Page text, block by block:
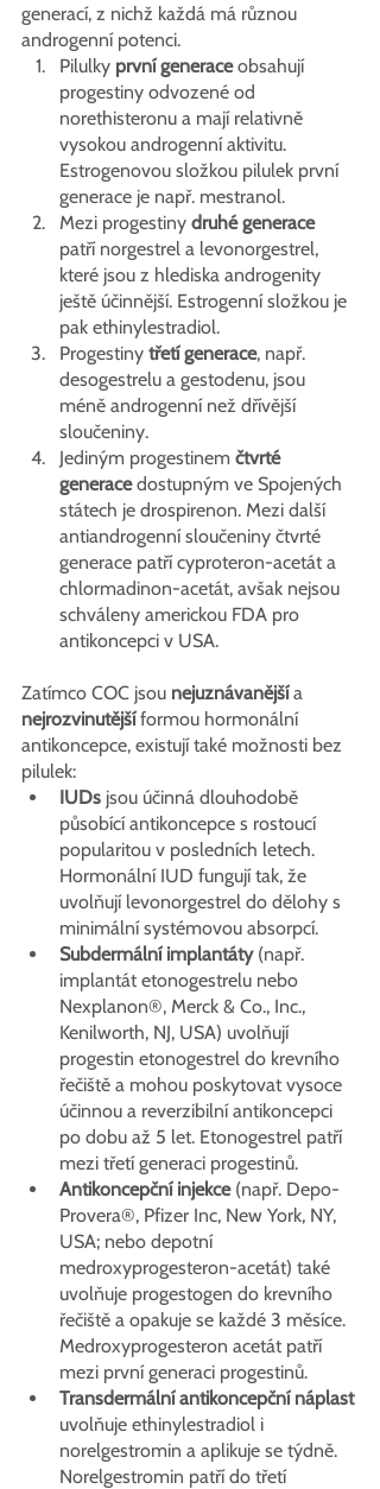
generací, z nichž každá má různou
androgenní potenci.
Pilulky první generace obsahují
progestiny odvozené od
norethisteronu a mají relativně
vysokou androgenní aktivitu.
Estrogenovou složkou pilulek první
generace je např. mestranol.
Mezi progestiny druhé generace
patří norgestrel a levonorgestrel,
které jsou z hlediska androgenity
ještě účinnější. Estrogenní složkou je
pak ethinylestradiol.
Progestiny třetí generace, např.
desogestrelu a gestodenu, jsou
méně androgenní než dřívější
sloučeniny.
Jediným progestinem čtvrté
generace dostupným ve Spojených
státech je drospirenon. Mezi další
antiandrogenní sloučeniny čtvrté
generace patří cyproteron-acetát a
chlormadinon-acetát, avšak nejsou
schváleny americkou FDA pro
antikoncepci v USA.
Zatímco COC jsou nejuznávanější a
nejrozvinutější formou hormonální
antikoncepce, existují také možnosti bez
pilulek:
IUDs jsou účinná dlouhodobě
působící antikoncepce s rostoucí
popularitou v posledních letech.
Hormonální IUD fungují tak, že
uvolňují levonorgestrel do dělohy s
minimální systémovou absorpcí.
Subdermální implantáty (např.
implantát etonogestrelu nebo
Nexplanon®, Merck & Co., Inc.,
Kenilworth, NJ, USA) uvolňují
progestin etonogestrel do krevního
řečiště a mohou poskytovat vysoce
účinnou a reverzibilní antikoncepci
po dobu až 5 let. Etonogestrel patří
mezi třetí generaci progestinů.
Antikoncepční injekce (např. Depo-
Provera®, Pfizer Inc, New York, NY,
USA; nebo depotní
medroxyprogesteron-acetát) také
uvolňuje progestogen do krevního
řečiště a opakuje se každé 3 měsíce.
Medroxyprogesteron acetát patří
mezi první generaci progestinů.
Transdermální antikoncepční náplast
uvolňuje ethinylestradiol i
norelgestromin a aplikuje se týdně.
Norelgestromin patří do třetí